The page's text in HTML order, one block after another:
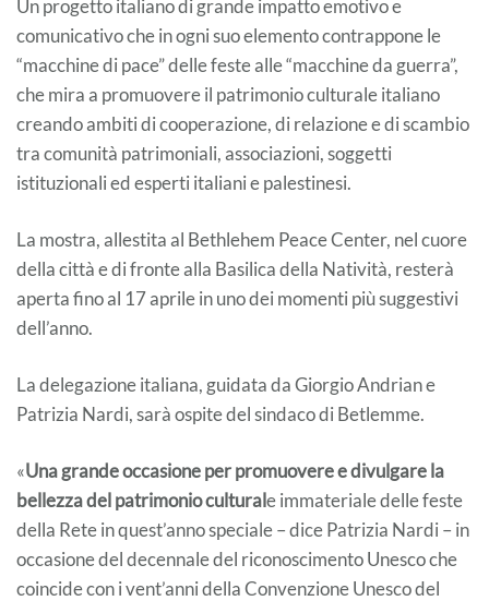
Un progetto italiano di grande impatto emotivo e
comunicativo che in ogni suo elemento contrappone le
“macchine di pace” delle feste alle “macchine da guerra”,
che mira a promuovere il patrimonio culturale italiano
creando ambiti di cooperazione, di relazione e di scambio
tra comunità patrimoniali, associazioni, soggetti
istituzionali ed esperti italiani e palestinesi.
La mostra, allestita al Bethlehem Peace Center, nel cuore
della città e di fronte alla Basilica della Natività, resterà
aperta fino al 17 aprile in uno dei momenti più suggestivi
dell’anno.
La delegazione italiana, guidata da Giorgio Andrian e
Patrizia Nardi, sarà ospite del sindaco di Betlemme.
«Una grande occasione per promuovere e divulgare la
bellezza del patrimonio culturale immateriale delle feste
della Rete in quest’anno speciale – dice Patrizia Nardi – in
occasione del decennale del riconoscimento Unesco che
coincide con i vent’anni della Convenzione Unesco del